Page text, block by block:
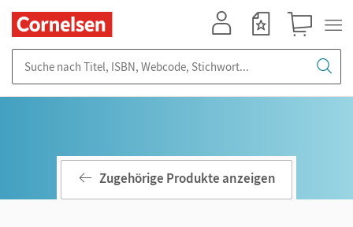
Zugehörige Produkte anzeigen